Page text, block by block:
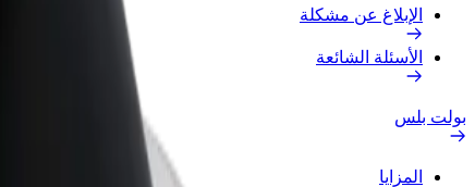
الإبلاغ عن مشكلة
الأسئلة الشائعة
بولت بلس
المزايا